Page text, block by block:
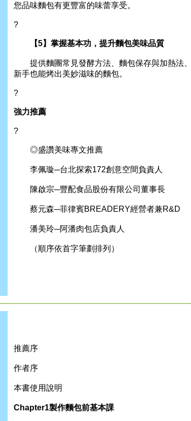
您品味麵包有更豐富的味蕾享受。
?
【5】掌握基本功，提升麵包美味品質
提供麵團常見發酵方法、麵包保存與加熱法
新手也能烤出美妙滋味的麵包。
?
強力推薦
?
◎盛讚美味專文推薦
李佩璇─台北探索172創意空間負責人
陳啟宗─豐配食品股份有限公司董事長
蔡元森─菲律賓BREADERY經營者兼R&D
潘美玲─阿潘肉包店負責人
（順序依首字筆劃排列）
推薦序
作者序
本書使用說明
Chapter1製作麵包前基本課